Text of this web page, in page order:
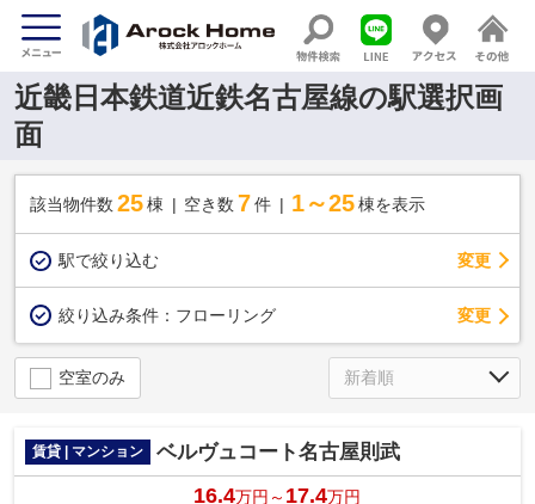
近畿日本鉄道近鉄名古屋線の駅選択画
面
該当物件数 25棟 空き数 7 件 1～25 棟を表示
駅で絞り込む 変更
絞り込み条件： フローリング 変更
空室のみ
賃貸 | マンション ベルヴュコート名古屋則武
16.4万円～ 17.4万円